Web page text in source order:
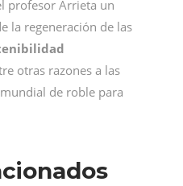
profesor Arrieta un
la regeneración de las
otras razones a las
de roble para